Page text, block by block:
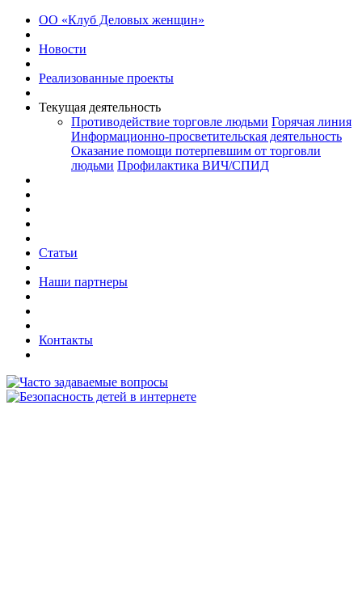
ОО «Клуб Деловых женщин»
Новости
Реализованные проекты
Текущая деятельность
Противодействие торговле людьми Горячая линия
Информационно-просветительская деятельность
Оказание помощи потерпевшим от торговли
людьми Профилактика ВИЧ/СПИД
Статьи
Наши партнеры
Контакты